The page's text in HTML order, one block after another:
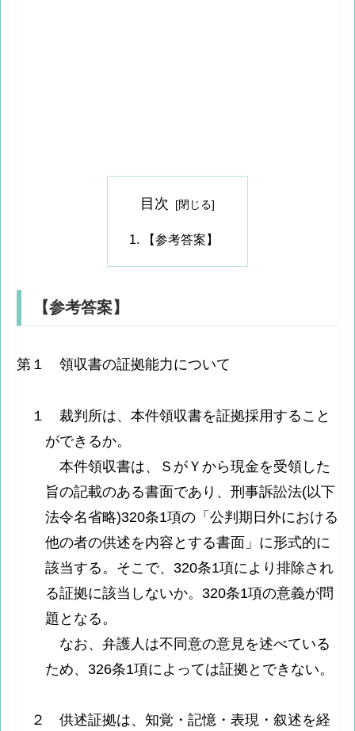
目次
【参考答案】
【参考答案】
第１ 領収書の証拠能力について
１ 裁判所は、本件領収書を証拠採用すること
ができるか。
本件領収書は、ＳがＹから現金を受領した
旨の記載のある書面であり、刑事訴訟法(以下
法令名省略)320条1項の「公判期日外における
他の者の供述を内容とする書面」に形式的に
該当する。そこで、320条1項により排除され
る証拠に該当しないか。320条1項の意義が問
題となる。
なお、弁護人は不同意の意見を述べている
ため、326条1項によっては証拠とできない。
２ 供述証拠は、知覚・記憶・表現・叙述を経